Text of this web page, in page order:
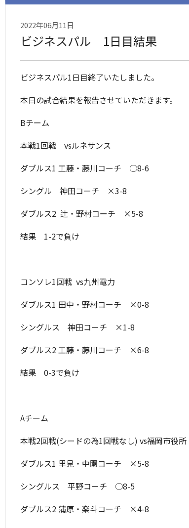
2022年06月11日
ビジネスパル 1日目結果
ビジネスパル1日目終了いたしました。
本日の試合結果を報告させていただきます。
Bチーム
本戦1回戦 vsルネサンス
ダブルス1 工藤・藤川コーチ ○8-6
シングル 神田コーチ ×3-8
ダブルス2 辻・野村コーチ ×5-8
結果 1-2で負け
コンソレ1回戦 vs九州電力
ダブルス1 田中・野村コーチ ×0-8
シングルス 神田コーチ ×1-8
ダブルス2 工藤・藤川コーチ ×6-8
結果 0-3で負け
Aチーム
本戦2回戦(シードの為1回戦なし) vs福岡市役所
ダブルス1 里見・中園コーチ ×5-8
シングルス 平野コーチ ○8-5
ダブルス2 蒲原・楽斗コーチ ×4-8